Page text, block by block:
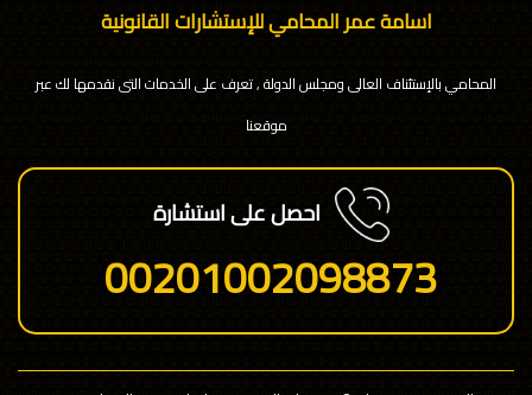
اسامة عمر المحامي للإستشارات القانونية
المحامي بالإستئناف العالى ومجلس الدولة , تعرف على الخدمات التى نقدمها لك عبر
موقعنا
احصل على استشارة
00201002098873